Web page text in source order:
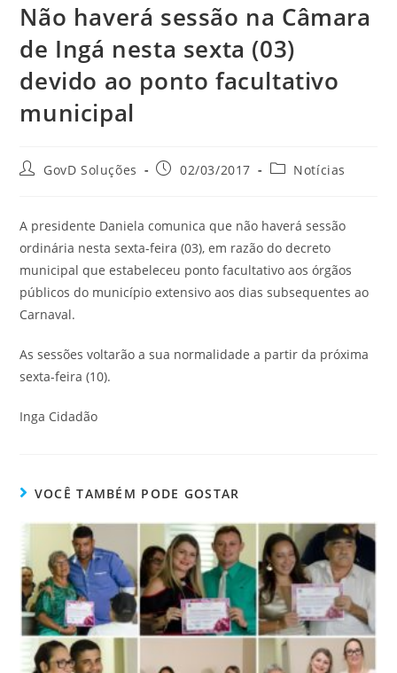
Não haverá sessão na Câmara
de Ingá nesta sexta (03)
devido ao ponto facultativo
municipal
GovD Soluções 02/03/2017 Notícias
A presidente Daniela comunica que não haverá sessão
ordinária nesta sexta-feira (03), em razão do decreto
municipal que estabeleceu ponto facultativo aos órgãos
públicos do município extensivo aos dias subsequentes ao
Carnaval.
As sessões voltarão a sua normalidade a partir da próxima
sexta-feira (10).
Inga Cidadão
VOCÊ TAMBÉM PODE GOSTAR